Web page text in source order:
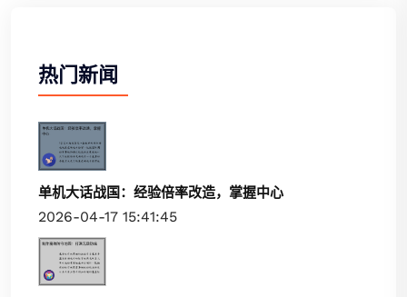
热门新闻
单机大话战国：经验倍率改造，掌握中心
2026-04-17 15:41:45